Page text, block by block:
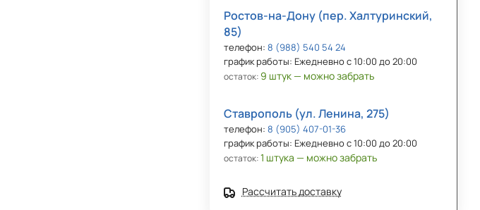
Ростов-на-Дону (пер. Халтуринский,
85)
телефон: 8 (988) 540 54 24
график работы: Ежедневно с 10:00 до 20:00
остаток: 9 штук — можно забрать
Ставрополь (ул. Ленина, 275)
телефон: 8 (905) 407-01-36
график работы: Ежедневно с 10:00 до 20:00
остаток:1 штука — можно забрать
Рассчитать доставку